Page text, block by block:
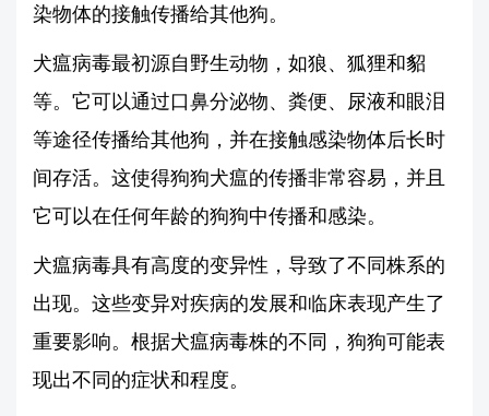
染物体的接触传播给其他狗。
犬瘟病毒最初源自野生动物，如狼、狐狸和貂
等。它可以通过口鼻分泌物、粪便、尿液和眼泪
等途径传播给其他狗，并在接触感染物体后长时
间存活。这使得狗狗犬瘟的传播非常容易，并且
它可以在任何年龄的狗狗中传播和感染。
犬瘟病毒具有高度的变异性，导致了不同株系的
出现。这些变异对疾病的发展和临床表现产生了
重要影响。根据犬瘟病毒株的不同，狗狗可能表
现出不同的症状和程度。